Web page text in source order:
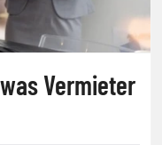
Vermieter